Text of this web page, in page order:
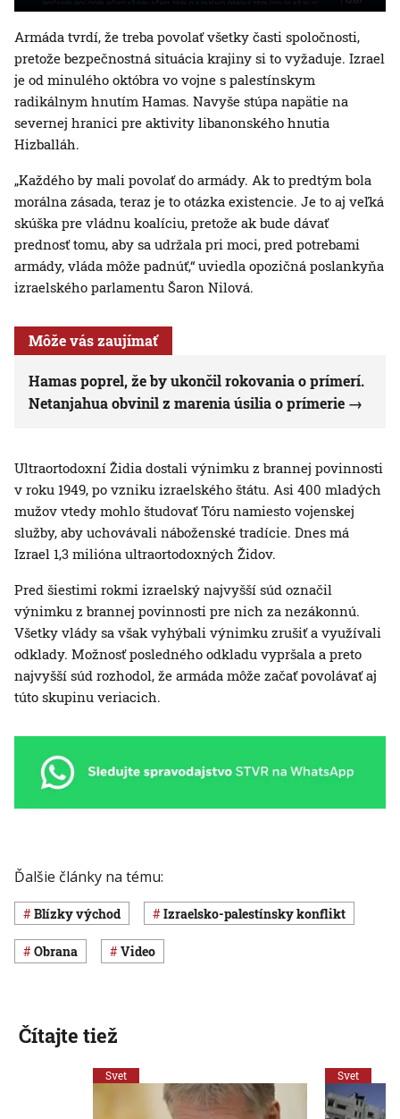
Armáda tvrdí, že treba povolať všetky časti spoločnosti,
pretože bezpečnostná situácia krajiny si to vyžaduje. Izrael
je od minulého októbra vo vojne s palestínskym
radikálnym hnutím Hamas. Navyše stúpa napätie na
severnej hranici pre aktivity libanonského hnutia
Hizballáh.
„Každého by mali povolať do armády. Ak to predtým bola
morálna zásada, teraz je to otázka existencie. Je to aj veľká
skúška pre vládnu koalíciu, pretože ak bude dávať
prednosť tomu, aby sa udržala pri moci, pred potrebami
armády, vláda môže padnúť,“ uviedla opozičná poslankyňa
izraelského parlamentu Šaron Nilová.
Môže vás zaujímať
Hamas poprel, že by ukončil rokovania o prímerí.
Netanjahua obvinil z marenia úsilia o prímerie
Ultraortodoxní Židia dostali výnimku z brannej povinnosti
v roku 1949, po vzniku izraelského štátu. Asi 400 mladých
mužov vtedy mohlo študovať Tóru namiesto vojenskej
služby, aby uchovávali náboženské tradície. Dnes má
Izrael 1,3 milióna ultraortodoxných Židov.
Pred šiestimi rokmi izraelský najvyšší súd označil
výnimku z brannej povinnosti pre nich za nezákonnú.
Všetky vlády sa však vyhýbali výnimku zrušiť a využívali
odklady. Možnosť posledného odkladu vypršala a preto
najvyšší súd rozhodol, že armáda môže začať povolávať aj
túto skupinu veriacich.
Ďalšie články na tému:
Blízky východ izraelsko-palestínsky konflikt
obrana Video
Čítajte tiež
Svet Svet